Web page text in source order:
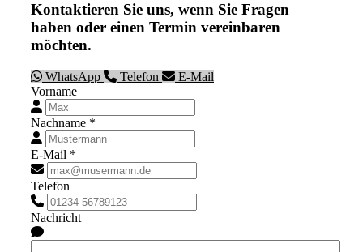
Kontaktieren Sie uns, wenn Sie Fragen
haben oder einen Termin vereinbaren
möchten.
WhatsApp Telefon
E-Mail
Vorname
Nachname *
E-Mail *
Telefon
Nachricht